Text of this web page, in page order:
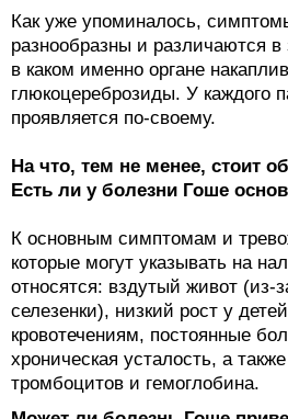
Как уже упоминалось,
разнообразны и различаются в
в каком именно органе
глюкоцереброзиды. У каждого
проявляется по-своему.
На что, тем не менее, стоит
Есть ли у болезни Гоше
К основным симптомам и
которые могут указывать на
относятся: вздутый живот (из-
селезенки), низкий рост у
кровотечениям, постоянные
хроническая усталость, а
тромбоцитов и гемоглобина.